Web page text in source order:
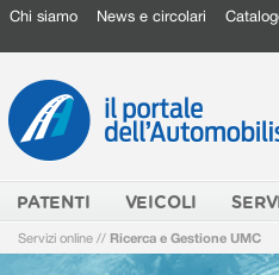
Chi siamo News e circolari
PATENTI VEICOLI
Servizi online // Ricerca e Gestione UMC